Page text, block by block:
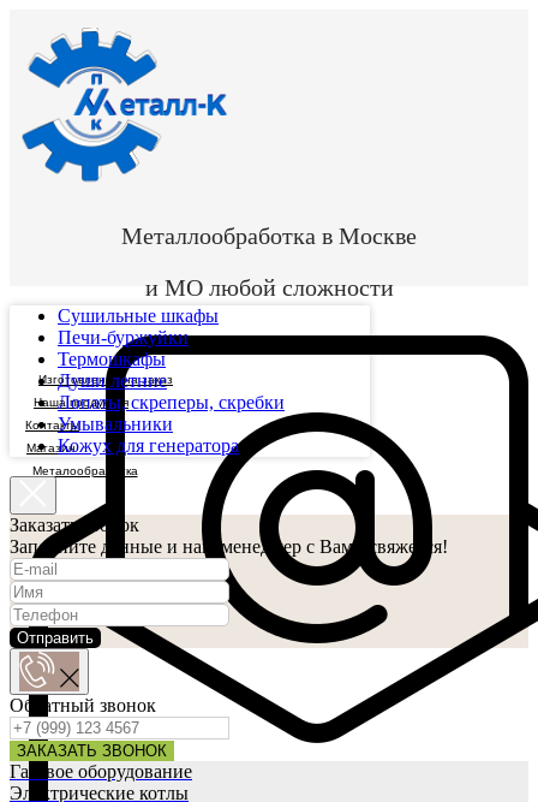
Металлообработка в Москве
и МО любой сложности
Изготовление на заказ
Наша продукция
Контакты
Магазин
Металообработка
Сушильные шкафы
Печи-буржуйки
Термошкафы
Души летние
Лопаты, скреперы, скребки
Умывальники
Кожух для генератора
Заказать звонок
Заполните данные и наш менеджер с Вами свяжется!
Отправить
Обратный звонок
ЗАКАЗАТЬ ЗВОНОК
Газовое оборудование
Электрические котлы